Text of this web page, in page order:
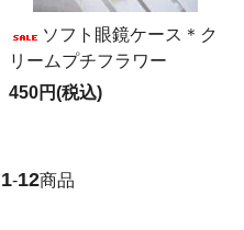
ソフト眼鏡ケース＊ク
リームプチフラワー
450円(税込)
1-12商品